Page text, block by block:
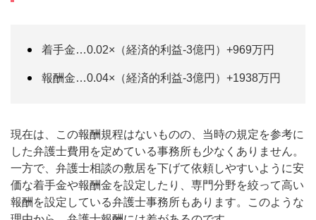
着手金…0.02×（経済的利益-3億円）+969万円
報酬金…0.04×（経済的利益-3億円）+1938万円
現在は、この報酬規程はないものの、当時の規定を参考に
した弁護士費用を定めている事務所も少なくありません。
一方で、弁護士相談の敷居を下げて依頼しやすいように安
価な着手金や報酬金を設定したり、専門分野を絞って高い
報酬を設定している弁護士事務所もあります。このような